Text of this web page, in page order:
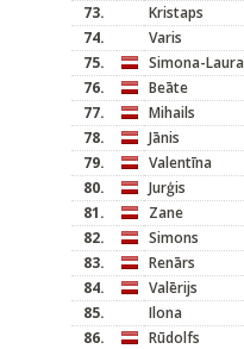
73.
Kristaps
74.
Varis
75.
Simona-Laura
76.
Beāte
77.
Mihails
78.
Jānis
79.
Valentīna
80.
Jurģis
81.
Zane
82.
Simons
83.
Renārs
84.
Valērijs
85.
Ilona
86.
Rūdolfs